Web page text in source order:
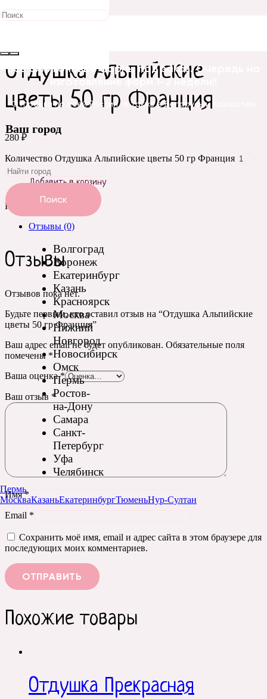
Все силиконовые формы под заказ. Очередь на
изготовление форм 1-2 недели!!
Отправка по всей России, а также в Беларусь и Казахстан
Ваш город
Поиск
Волгоград
Воронеж
Екатеринбург
Казань
Красноярск
Москва
Нижний
Новгород
Новосибирск
Омск
Пермь
Ростов-
на-Дону
Самара
Санкт-
Петербург
Уфа
Челябинск
Пермь
МоскваКазаньЕкатеринбургТюменьНур-Султан
Главная/Отдушки косметические
Отдушка Альпийские
цветы 50 гр Франция
280 ₽
Количество Отдушка Альпийские цветы 50 гр Франция
Добавить в корзину
Категория:Франция
Отзывы (0)
Отзывы
Отзывов пока нет.
Будьте первым, кто оставил отзыв на “Отдушка Альпийские
цветы 50 гр Франция”
Ваш адрес email не будет опубликован. Обязательные поля
помечены *
Ваша оценка*
Ваш отзыв *
Имя*
Email *
Сохранить моё имя, email и адрес сайта в этом браузере для
последующих моих комментариев.
Похожие товары
Отдушка Прекрасная